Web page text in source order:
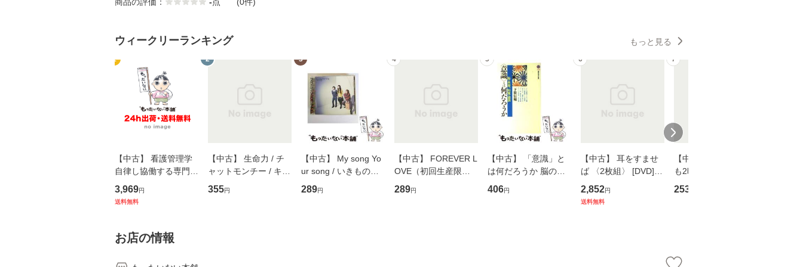
ウィークリーランキング もっと見る
1
【中古】 看護管理学
自律し協働する専門職
の看護マネジメントス
キル 改訂第3版 (看護
堂 [単行
3,969円
送料無料
2
【中古】 生命力 / チ
ャットモンチー / キュ
ーンレコード [CD]
【メール便送料無料】
355円
3
【中古】 My song Yo
ur song / いきものが
かり / [CD]【メール便
送料無料】
289円
4
【中古】 FOREVER L
OVE（初回生産限定
盤） / 清水翔太×加藤
ミリヤ / [CD]【メール
289円
5
【中古】 「意識」と
は何だろうか 脳の来
歴、知覚の錯誤 （講
談社現代新書） / 下条
406円
6
【中古】 耳をすませ
ば 〈2枚組〉 [DVD] /
ブエナ・ビスタ・ホー
ム・エンターテイメン
2,852円
送料無料
7
【中古】 知識ゼロで
も2時間で決算書が読
めるようになる！ 会
253
お店の情報